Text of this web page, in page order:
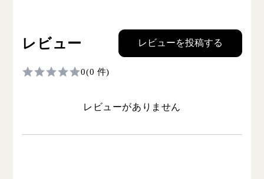
レビュー レビューを投稿する
0(0 件)
レビューがありません